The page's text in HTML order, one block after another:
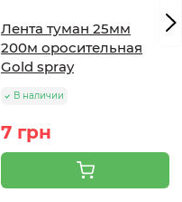
Лента туман 25мм
200м оросительная
Gold spray
В наличии
7 грн